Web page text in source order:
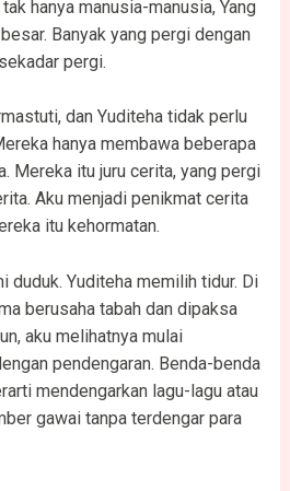
hanya manusia-manusia, Yang
Banyak yang pergi dengan
pergi.
dan Yuditeha tidak perlu
hanya membawa beberapa
Mereka itu juru cerita, yang pergi
Aku menjadi penikmat cerita
itu kehormatan.
duduk. Yuditeha memilih tidur. Di
berusaha tabah dan dipaksa
aku melihatnya mulai
pendengaran. Benda-benda
mendengarkan lagu-lagu atau
gawai tanpa terdengar para